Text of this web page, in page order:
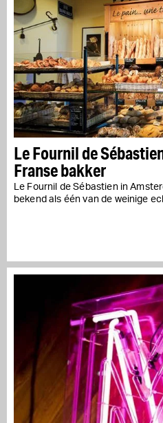
Le Fournil de
Franse bakker
Le Fournil de Sébastien in
bekend als één van de weinige